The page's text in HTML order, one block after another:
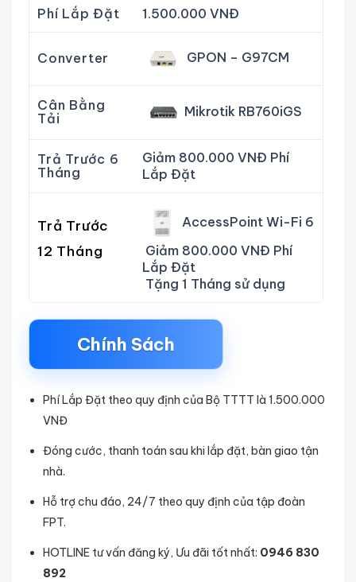
Phí Lắp Đặt 1.500.000 VNĐ
Converter GPON – G97CM
Cân Bằng
Tải
Mikrotik RB760iGS
Trả Trước 6
Tháng
Giảm 800.000 VNĐ Phí
Lắp Đặt
Trả Trước
12 Tháng
AccessPoint Wi-Fi 6
Giảm 800.000 VNĐ Phí
Lắp Đặt
Tặng 1 Tháng sử dụng
Chính Sách
Phí Lắp Đặt theo quy định của Bộ TTTT là 1.500.000
VNĐ
Đóng cước, thanh toán sau khi lắp đặt, bàn giao tận
nhà.
Hỗ trợ chu đáo, 24/7 theo quy định của tập đoàn
FPT.
HOTLINE tư vấn đăng ký, Ưu đãi tốt nhất: 0946 830
892